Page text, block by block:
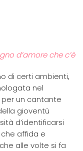
d’amore che c’è
di certi ambienti,
nel
un cantante
gioventù
d’identificarsi
affida e
alle volte si fa